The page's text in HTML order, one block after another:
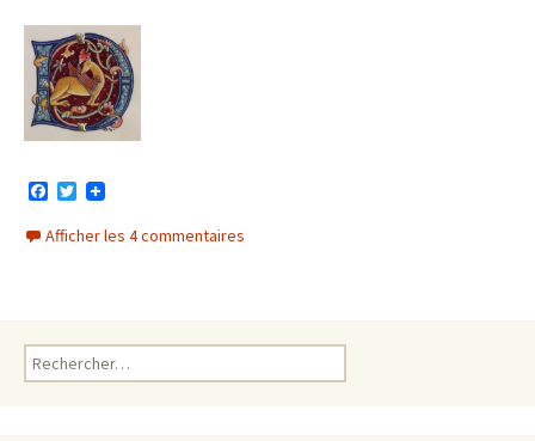
c
e
T
i
t
Afficher les 4 commentaires
Rechercher :